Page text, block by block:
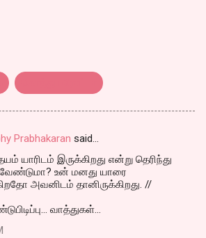
Prabhakaran said…
யாரிடம் இருக்கிறது என்று தெரிந்து
உன் மனது யாரை
அவனிடம் தானிருக்கிறது. //
வாத்துகள்...